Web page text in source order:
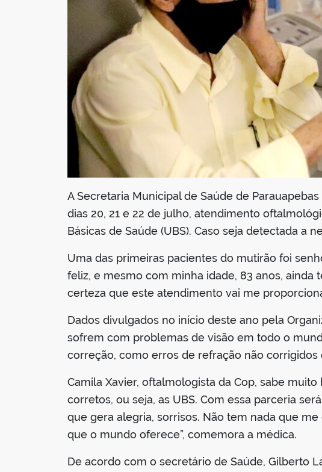
A Secretaria Municipal de Saúde de
dias 20, 21 e 22 de julho, atendimento
Básicas de Saúde (UBS). Caso seja detectada a
Uma das primeiras pacientes do mutirão foi
feliz, e mesmo com minha idade, 83 anos,
certeza que este atendimento vai me
Dados divulgados no início deste ano pela
sofrem com problemas de visão em todo o
correção, como erros de refração não corrigidos
Camila Xavier, oftalmologista da Cop, sabe
corretos, ou seja, as UBS. Com essa parceria
que gera alegria, sorrisos. Não tem nada que
que o mundo oferece”, comemora a médica.
De acordo com o secretário de Saúde, Gilberto